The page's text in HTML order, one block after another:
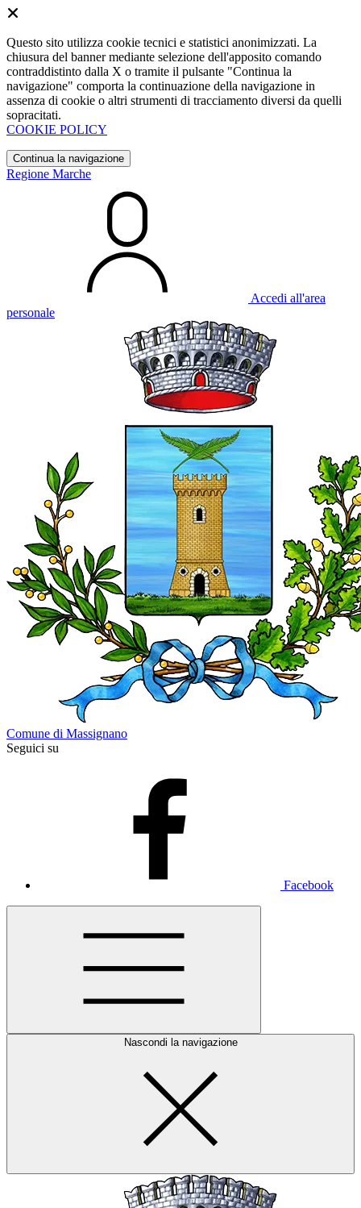
Questo sito utilizza cookie tecnici e statistici anonimizzati. La
chiusura del banner mediante selezione dell'apposito comando
contraddistinto dalla X o tramite il pulsante "Continua la
navigazione" comporta la continuazione della navigazione in
assenza di cookie o altri strumenti di tracciamento diversi da quelli
sopracitati.
COOKIE POLICY
Continua la navigazione
Regione Marche
Accedi all'area
personale
Comune di Massignano
Seguici su
Facebook
Nascondi la navigazione